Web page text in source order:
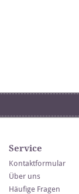
Service
Kontaktformular
Über uns
Häufige Fragen